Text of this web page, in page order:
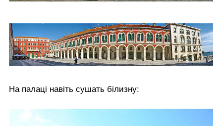
На палаці навіть сушать білизну: